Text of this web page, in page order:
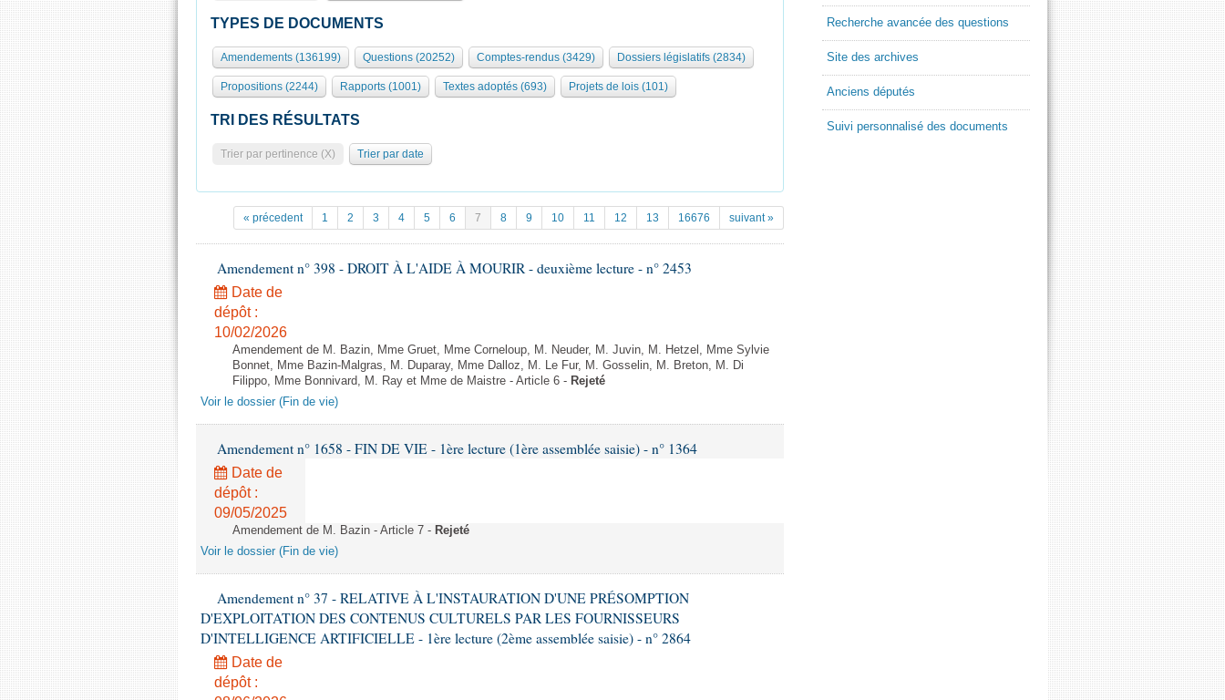
TYPES DE DOCUMENTS
Amendements (136199) Questions (20252) Comptes-rendus (3429) Dossiers législatifs (2834)
Propositions (2244) Rapports (1001) Textes adoptés (693) Projets de lois (101)
TRI DES RÉSULTATS
Trier par pertinence (X) Trier par date
« précedent 1 2 3 4 5 6 7 8 9 10 11 12 13 16676 suivant »
Amendement n° 398 - DROIT À L'AIDE À MOURIR - deuxième lecture - n° 2453
Date de
dépôt :
10/02/2026
Amendement de M. Bazin, Mme Gruet, Mme Corneloup, M. Neuder, M. Juvin, M. Hetzel, Mme Sylvie
Bonnet, Mme Bazin-Malgras, M. Duparay, Mme Dalloz, M. Le Fur, M. Gosselin, M. Breton, M. Di
Filippo, Mme Bonnivard, M. Ray et Mme de Maistre - Article 6 - Rejeté
Voir le dossier (Fin de vie)
Amendement n° 1658 - FIN DE VIE - 1ère lecture (1ère assemblée saisie) - n° 1364
Date de
dépôt :
09/05/2025
Amendement de M. Bazin - Article 7 - Rejeté
Voir le dossier (Fin de vie)
Amendement n° 37 - RELATIVE À L'INSTAURATION D'UNE PRÉSOMPTION
D'EXPLOITATION DES CONTENUS CULTURELS PAR LES FOURNISSEURS
D'INTELLIGENCE ARTIFICIELLE - 1ère lecture (2ème assemblée saisie) - n° 2864
Date de
dépôt :
Recherche avancée des questions
Site des archives
Anciens députés
Suivi personnalisé des documents